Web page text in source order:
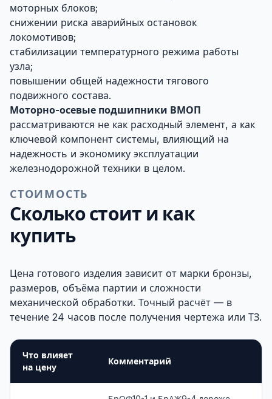
моторных блоков;
снижении риска аварийных остановок
локомотивов;
стабилизации температурного режима работы
узла;
повышении общей надежности тягового
подвижного состава.
Моторно-осевые подшипники ВМОП
рассматриваются не как расходный элемент, а как
ключевой компонент системы, влияющий на
надежность и экономику эксплуатации
железнодорожной техники в целом.
СТОИМОСТЬ
Сколько стоит и как
купить
Цена готового изделия зависит от марки бронзы,
размеров, объёма партии и сложности
механической обработки. Точный расчёт — в
течение 24 часов после получения чертежа или ТЗ.
Что влияет
на цену
Комментарий